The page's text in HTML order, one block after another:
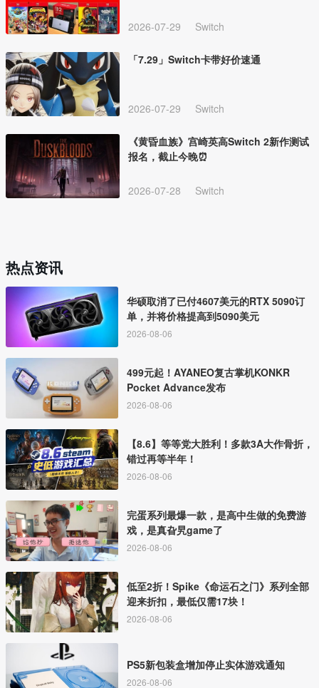
2026-07-29 Switch
「7.29」Switch卡带好价速通
2026-07-29 Switch
《黄昏血族》宫崎英高Switch 2新作测试
报名，截止今晚⏰
2026-07-28 Switch
热点资讯
华硕取消了已付4607美元的RTX 5090订
单，并将价格提高到5090美元
2026-08-06
499元起！AYANEO复古掌机KONKR
Pocket Advance发布
2026-08-06
【8.6】等等党大胜利！多款3A大作骨折，
错过再等半年！
2026-08-06
完蛋系列最爆一款，是高中生做的免费游
戏，是真旮旯game了
2026-08-06
低至2折！Spike《命运石之门》系列全部
迎来折扣，最低仅需17块！
2026-08-06
PS5新包装盒增加停止实体游戏通知
2026-08-06